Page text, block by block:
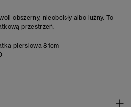
obszerny, nieobcisły albo luźny. To
przestrzeń.
piersiowa 81cm